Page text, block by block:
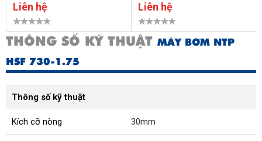
Liên hệ Liên hệ
THÔNG SỐ KỸ THUẬT MÁY BƠM NTP
HSF 730-1.75
Thông số kỹ thuật
Kích cỡ nòng 30mm